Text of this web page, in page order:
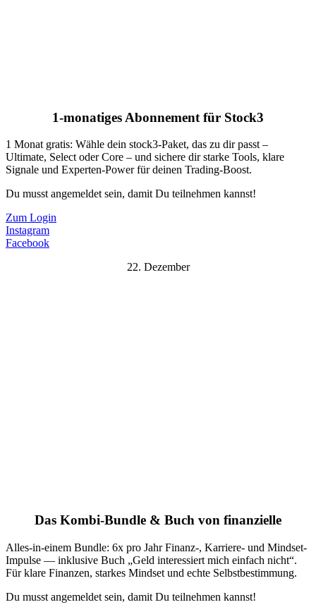
1-monatiges Abonnement für Stock3
1 Monat gratis: Wähle dein stock3-Paket, das zu dir passt –
Ultimate, Select oder Core – und sichere dir starke Tools, klare
Signale und Experten-Power für deinen Trading-Boost.
Du musst angemeldet sein, damit Du teilnehmen kannst!
Zum Login
Instagram
Facebook
22. Dezember
Das Kombi-Bundle & Buch von finanzielle
Alles-in-einem Bundle: 6x pro Jahr Finanz-, Karriere- und Mindset-
Impulse — inklusive Buch „Geld interessiert mich einfach nicht“.
Für klare Finanzen, starkes Mindset und echte Selbstbestimmung.
Du musst angemeldet sein, damit Du teilnehmen kannst!